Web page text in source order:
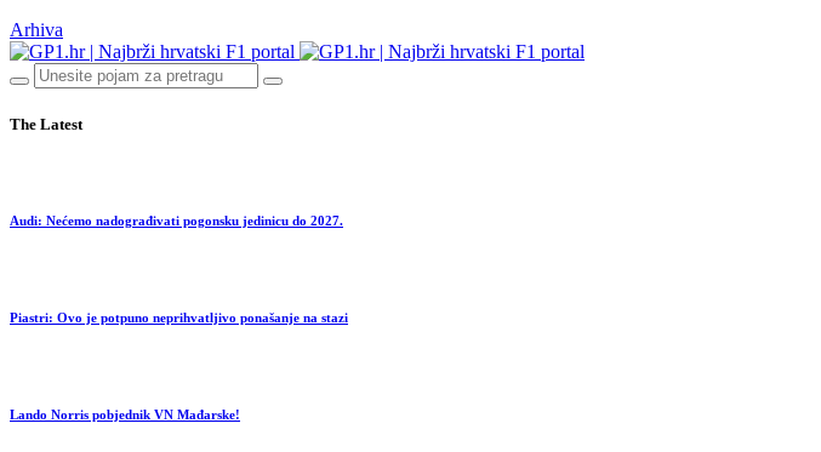
Arhiva
The Latest
Audi: Nećemo nadograđivati pogonsku jedinicu do 2027.
Piastri: Ovo je potpuno neprihvatljivo ponašanje na stazi
Lando Norris pobjednik VN Mađarske!